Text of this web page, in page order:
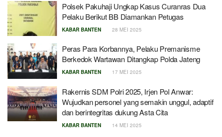
Polsek Pakuhaji Ungkap Kasus Curanras Dua
Pelaku Berikut BB Diamankan Petugas
KABAR BANTEN 28 MEI 2025
Peras Para Korbannya, Pelaku Premanisme
Berkedok Wartawan Ditangkap Polda Jateng
KABAR BANTEN 17 MEI 2025
Rakernis SDM Polri 2025, Irjen Pol Anwar:
Wujudkan personel yang semakin unggul, adaptif
dan berintegritas dukung Asta Cita
KABAR BANTEN 14 MEI 2025